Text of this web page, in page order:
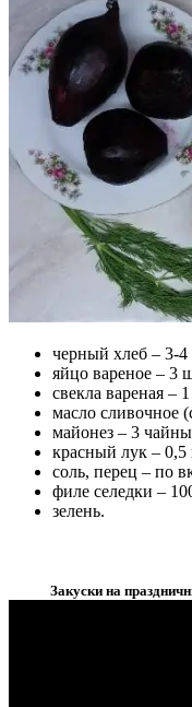
черный хлеб – 3-4
яйцо вареное – 3
свекла вареная –
масло сливочное
майонез – 3
красный лук – 0,5
соль, перец – по
филе селедки –
зелень.
Закуски на